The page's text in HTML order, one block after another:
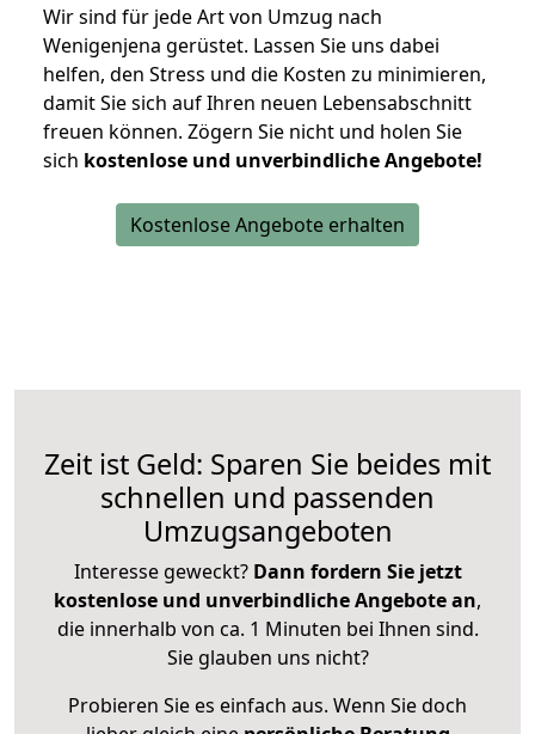
Wir sind für jede Art von Umzug nach
Wenigenjena gerüstet. Lassen Sie uns dabei
helfen, den Stress und die Kosten zu minimieren,
damit Sie sich auf Ihren neuen Lebensabschnitt
freuen können. Zögern Sie nicht und holen Sie
sich kostenlose und unverbindliche Angebote!
Kostenlose Angebote erhalten
Zeit ist Geld: Sparen Sie beides mit
schnellen und passenden
Umzugsangeboten
Interesse geweckt? Dann fordern Sie jetzt
kostenlose und unverbindliche Angebote an,
die innerhalb von ca. 1 Minuten bei Ihnen sind.
Sie glauben uns nicht?
Probieren Sie es einfach aus. Wenn Sie doch